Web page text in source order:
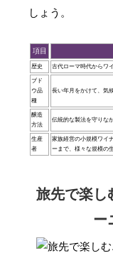
しょう。
項目
歴史 古代ローマ時代からワ
ブド
ウ品
種
長い年月をかけて、気
醸造
方法
伝統的な製法を守りな
生産
者
家族経営の小規模ワイ
ーまで、様々な規模の
旅先で楽し
ー